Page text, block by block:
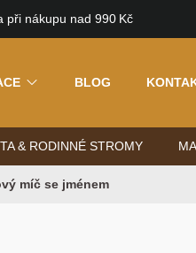
při nákupu nad 990 Kč
BLOG
& RODINNÉ STROMY
míč se jménem